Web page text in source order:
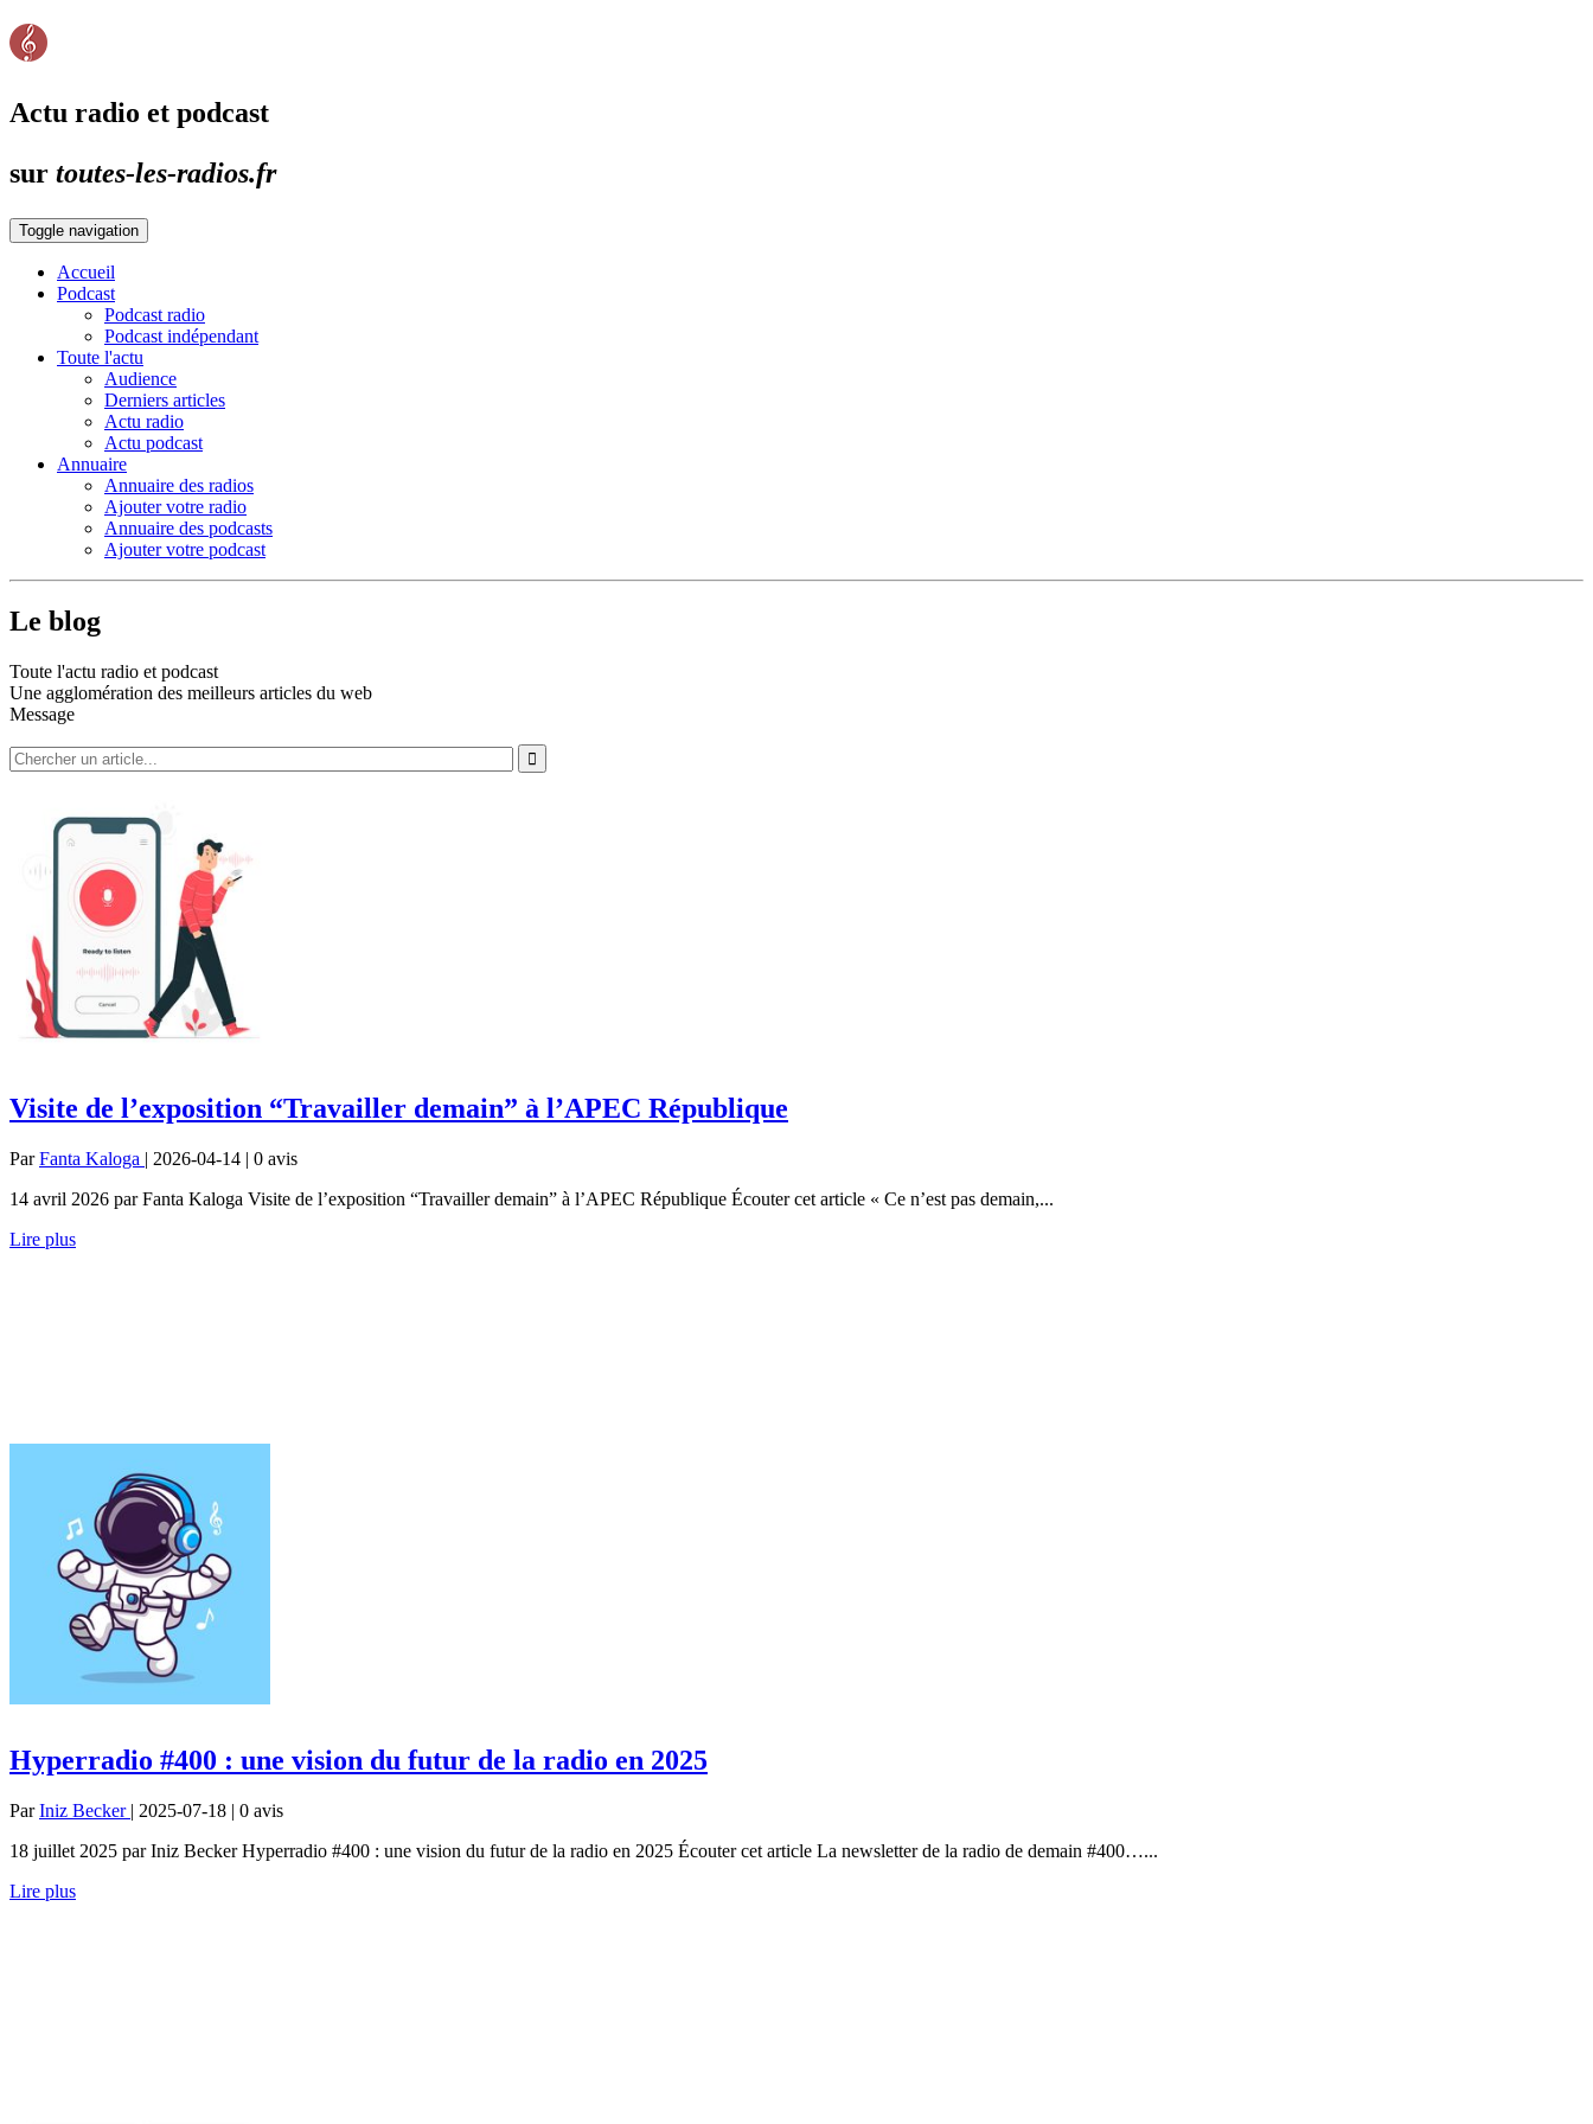
Actu radio et podcast
sur toutes-les-radios.fr
Toggle navigation
Accueil
Podcast
Podcast radio
Podcast indépendant
Toute l'actu
Audience
Derniers articles
Actu radio
Actu podcast
Annuaire
Annuaire des radios
Ajouter votre radio
Annuaire des podcasts
Ajouter votre podcast
Le blog
Toute l'actu radio et podcast
Une agglomération des meilleurs articles du web
Message
Visite de l’exposition “Travailler demain” à l’APEC République
ParFanta Kaloga | 2026-04-14 | 0 avis
14 avril 2026 par Fanta Kaloga Visite de l’exposition “Travailler demain” à l’APEC République Écouter cet article « Ce n’est pas demain,...
Lire plus
Hyperradio #400 : une vision du futur de la radio en 2025
ParIniz Becker | 2025-07-18 | 0 avis
18 juillet 2025 par Iniz Becker Hyperradio #400 : une vision du futur de la radio en 2025 Écouter cet article La newsletter de la radio de demain #400…...
Lire plus